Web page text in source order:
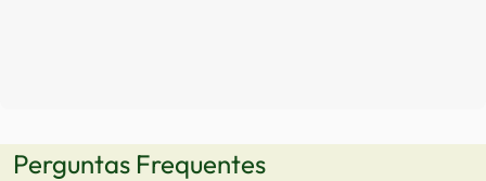
Perguntas Frequentes